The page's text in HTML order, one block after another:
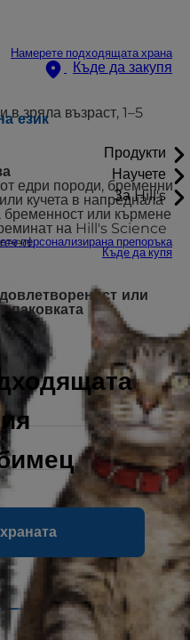
Намерете подходящата храна
Къде да закупя
език
Продукти
Научете
За Hill's
персонализирана препоръка
Къде да купя
в зряла възраст, 1–5
едри породи, бременни
кучета в напреднала
или кърмене
на Hill's Science
или